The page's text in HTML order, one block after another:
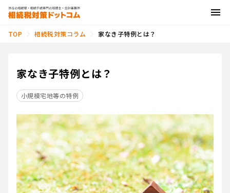
TOP 相続税対策コラム 家なき子特例とは？
家なき子特例とは？
小規模宅地等の特例